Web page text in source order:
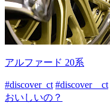
アルファード 20系
#discover_ct #discover＿ct
おいしいの？